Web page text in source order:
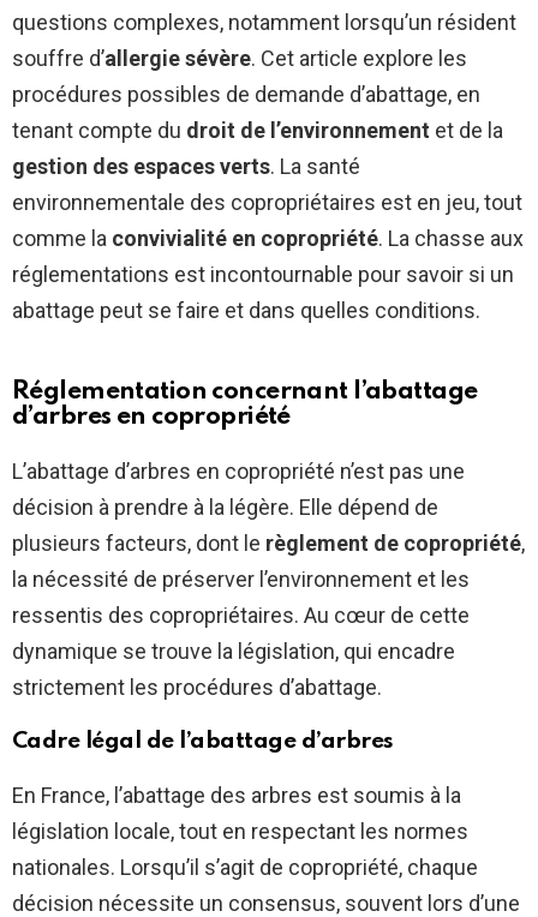
questions complexes, notamment lorsqu’un résident
souffre d’allergie sévère. Cet article explore les
procédures possibles de demande d’abattage, en
tenant compte du droit de l’environnement et de la
gestion des espaces verts. La santé
environnementale des copropriétaires est en jeu, tout
comme la convivialité en copropriété. La chasse aux
réglementations est incontournable pour savoir si un
abattage peut se faire et dans quelles conditions.
Réglementation concernant l’abattage
d’arbres en copropriété
L’abattage d’arbres en copropriété n’est pas une
décision à prendre à la légère. Elle dépend de
plusieurs facteurs, dont le règlement de copropriété,
la nécessité de préserver l’environnement et les
ressentis des copropriétaires. Au cœur de cette
dynamique se trouve la législation, qui encadre
strictement les procédures d’abattage.
Cadre légal de l’abattage d’arbres
En France, l’abattage des arbres est soumis à la
législation locale, tout en respectant les normes
nationales. Lorsqu’il s’agit de copropriété, chaque
décision nécessite un consensus, souvent lors d’une